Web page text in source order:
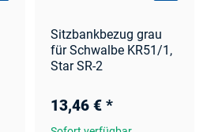
Sitzbankbezug grau
für Schwalbe KR51/1,
Star SR-2
13,46 € *